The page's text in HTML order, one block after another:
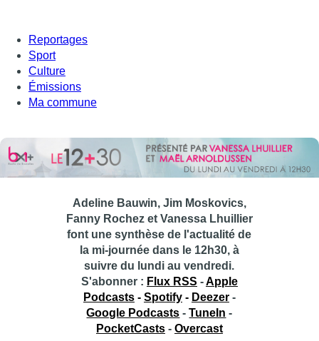
Reportages
Sport
Culture
Émissions
Ma commune
Adeline Bauwin, Jim Moskovics,
Fanny Rochez et Vanessa Lhuillier
font une synthèse de l'actualité de
la mi-journée dans le 12h30, à
suivre du lundi au vendredi.
S'abonner : Flux RSS -Apple
Podcasts - Spotify- Deezer-
Google Podcasts -TuneIn -
PocketCasts- Overcast